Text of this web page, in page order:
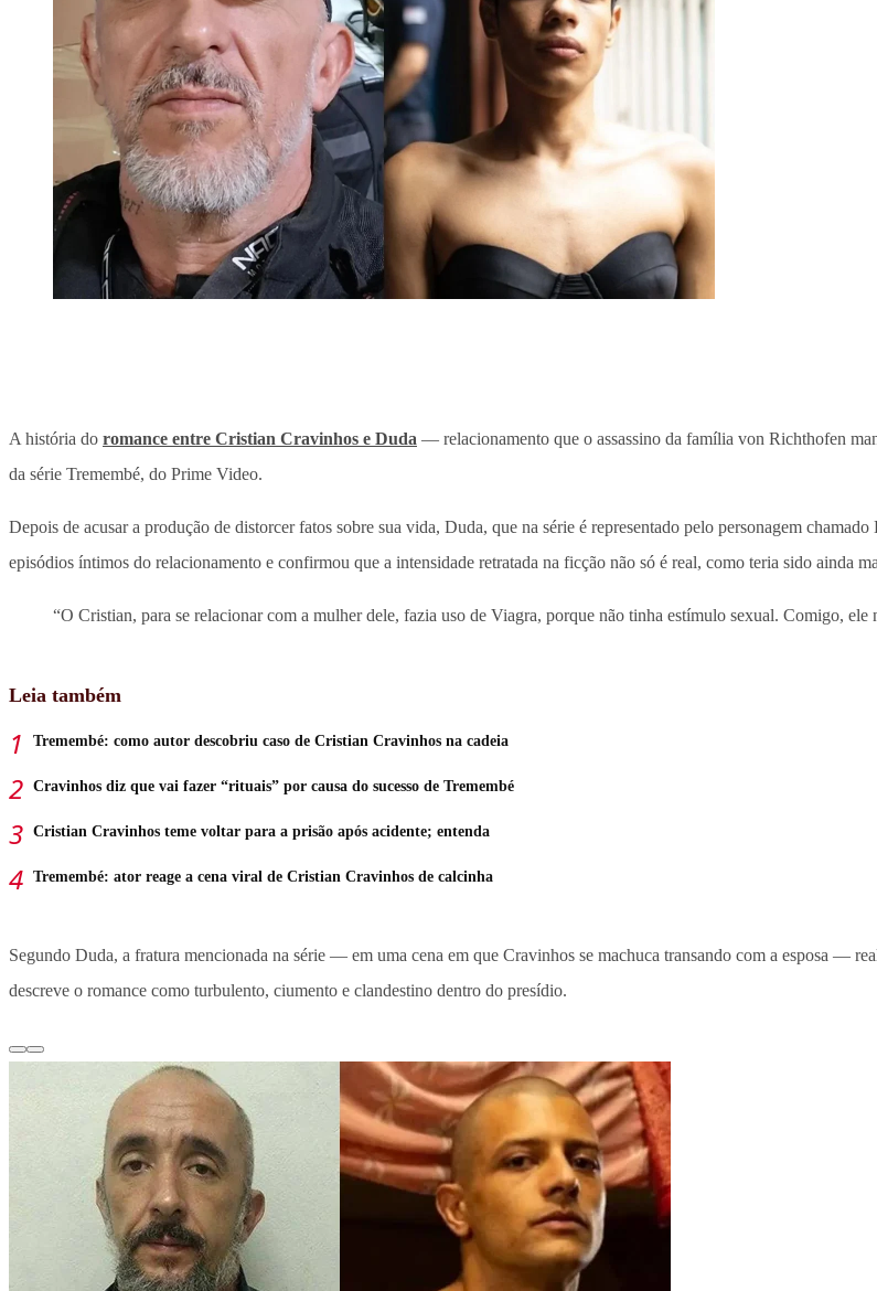
A história do romance entre Cristian Cravinhos e Duda — relacionamento que o assassino da família von Richthofen
da série Tremembé, do Prime Video.
Depois de acusar a produção de distorcer fatos sobre sua vida, Duda, que na série é representado pelo personagem
episódios íntimos do relacionamento e confirmou que a intensidade retratada na ficção não só é real, como teria sido ainda
“O Cristian, para se relacionar com a mulher dele, fazia uso de Viagra, porque não tinha estímulo sexual. Comigo,
Leia também
Tremembé: como autor descobriu caso de Cristian Cravinhos na cadeia
Cravinhos diz que vai fazer “rituais” por causa do sucesso de Tremembé
Cristian Cravinhos teme voltar para a prisão após acidente; entenda
Tremembé: ator reage a cena viral de Cristian Cravinhos de calcinha
Segundo Duda, a fratura mencionada na série — em uma cena em que Cravinhos se machuca transando com a esposa —
descreve o romance como turbulento, ciumento e clandestino dentro do presídio.